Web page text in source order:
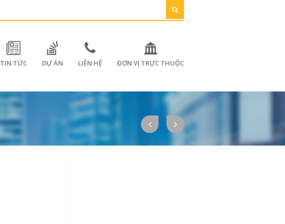
TIN TỨC DỰ ÁN LIÊN HỆ ĐƠN VỊ TRỰC THUỘC